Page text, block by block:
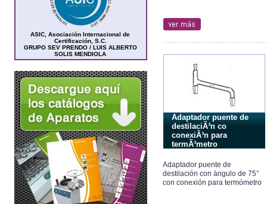
ASIC, Asociación Internacional de
Certificación, S.C.
GRUPO SEV PRENDO / LUIS ALBERTO
SOLIS MENDIOLA
Adaptador puente de
destilaciÃ³n co
conexiÃ³n para
termÃ³metro
Adaptador puente de
destilación con ángulo de 75°
con conexión para termómetro